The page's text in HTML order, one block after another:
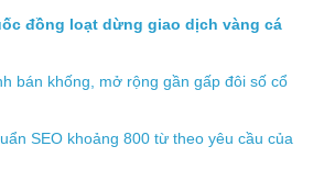
đồng loạt dừng giao dịch vàng cá
bán khống, mở rộng gần gấp đôi số cổ
SEO khoảng 800 từ theo yêu cầu của